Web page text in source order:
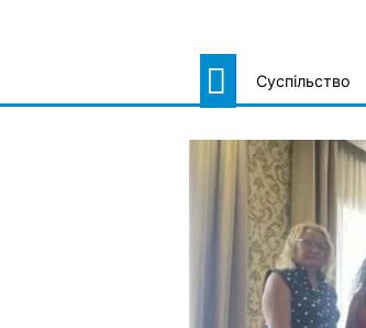
Суспільство